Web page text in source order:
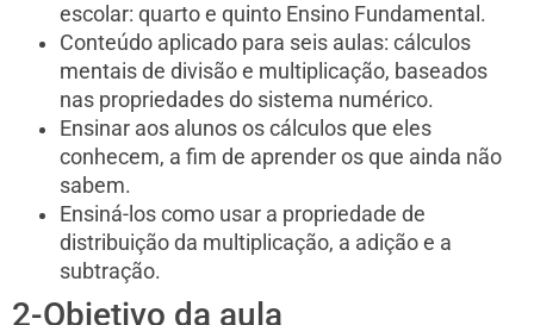
escolar: quarto e quinto Ensino Fundamental.
Conteúdo aplicado para seis aulas: cálculos
mentais de divisão e multiplicação, baseados
nas propriedades do sistema numérico.
Ensinar aos alunos os cálculos que eles
conhecem, a fim de aprender os que ainda não
sabem.
Ensiná-los como usar a propriedade de
distribuição da multiplicação, a adição e a
subtração.
2-Objetivo da aula